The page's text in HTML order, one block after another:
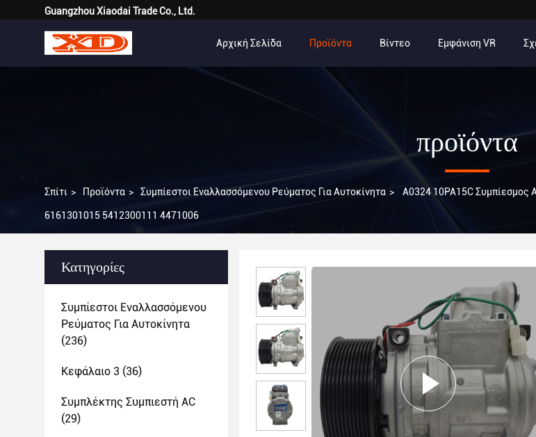
Guangzhou Xiaodai Trade Co., Ltd.
Αρχική Σελίδα Προϊόντα Βίντεο Εμφάνιση VR
προϊόντα
Σπίτι > Προϊόντα > Συμπίεστοι Εναλλασσόμενου Ρεύματος Για Αυτοκίνητα > A0324 10PA15C Συμπίεσμος
6161301015 5412300111 4471006
Κατηγορίες
Συμπίεστοι Εναλλασσόμενου
Ρεύματος Για Αυτοκίνητα
(236)
Κεφάλαιο 3 (36)
Συμπλέκτης Συμπιεστή AC
(29)